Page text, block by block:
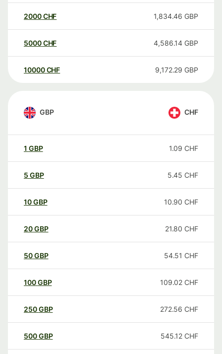
2000CHF 1,834.46 GBP
5000CHF 4,586.14 GBP
10000 CHF 9,172.29 GBP
GBP CHF
1 GBP 1.09 CHF
5 GBP 5.45 CHF
10GBP 10.90 CHF
20GBP 21.80 CHF
50GBP 54.51 CHF
100GBP 109.02 CHF
250GBP 272.56 CHF
500GBP 545.12 CHF